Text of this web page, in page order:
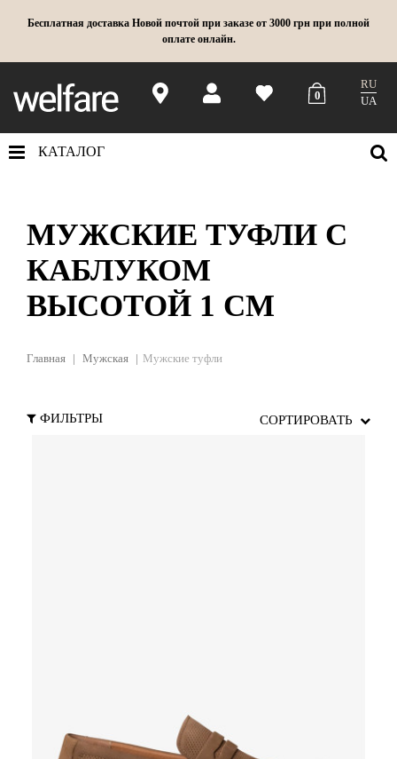
Бесплатная доставка Новой почтой при заказе от 3000 грн при полной
оплате онлайн.
0
RU
UA
КАТАЛОГ
МУЖСКИЕ ТУФЛИ С
КАБЛУКОМ
ВЫСОТОЙ 1 СМ
Главная Мужская Мужские туфли
ФИЛЬТРЫ СОРТИРОВАТЬ